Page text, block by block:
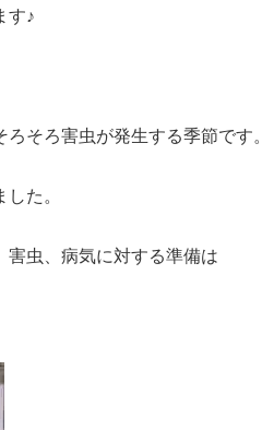
す♪
そろ害虫が発生する季節です。
た。
虫、病気に対する準備は